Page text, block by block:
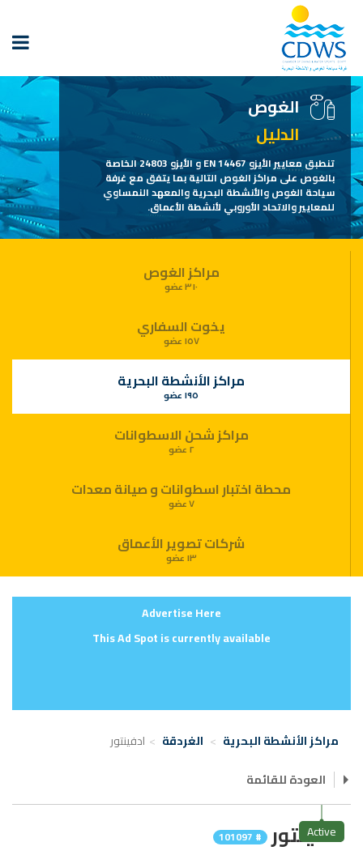
الغوص
الدليل
تنطبق معايير الأيزو EN 14467 و الأيزو 24803 الخاصة
بالغوص على مراكز الغوص التالية بما يتفق مع غرفة
سياحة الغوص والأنشطة البحرية والمعهد النمساوي
للمعايير والاتحاد الأوروبي لأنشطة الأعماق.
مراكز الغوص
٣١٠ عضو
يخوت السفاري
١٥٧ عضو
مراكز الأنشطة البحرية
١٩٥ عضو
مراكز شحن الاسطوانات
٢ عضو
محطة اختبار اسطوانات و صيانة معدات
٧ عضو
شركات تصوير الأعماق
١٣ عضو
Advertise Here
This Ad Spot is currently available
مراكز الأنشطة البحرية الغردقة
ادفينتور
العودة للقائمة
Active
ادفينتور # 101097